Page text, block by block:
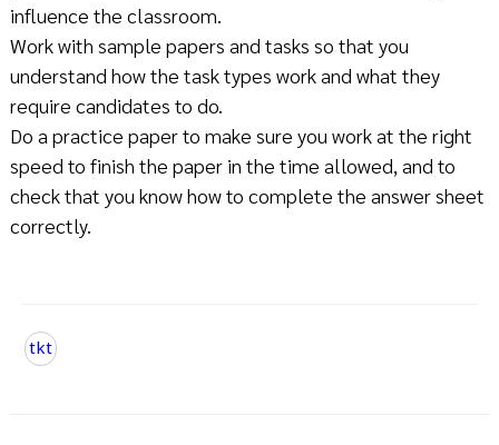
influence the classroom.
Work with sample papers and tasks so that you
understand how the task types work and what they
require candidates to do.
Do a practice paper to make sure you work at the right
speed to finish the paper in the time allowed, and to
check that you know how to complete the answer sheet
correctly.
tkt